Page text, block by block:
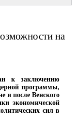
на
к заключению
программы,
и после Венского
экономической
сил в